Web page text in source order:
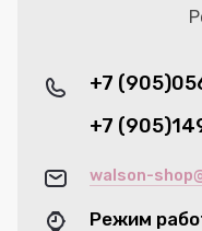
+7
+7
walson-
Режим